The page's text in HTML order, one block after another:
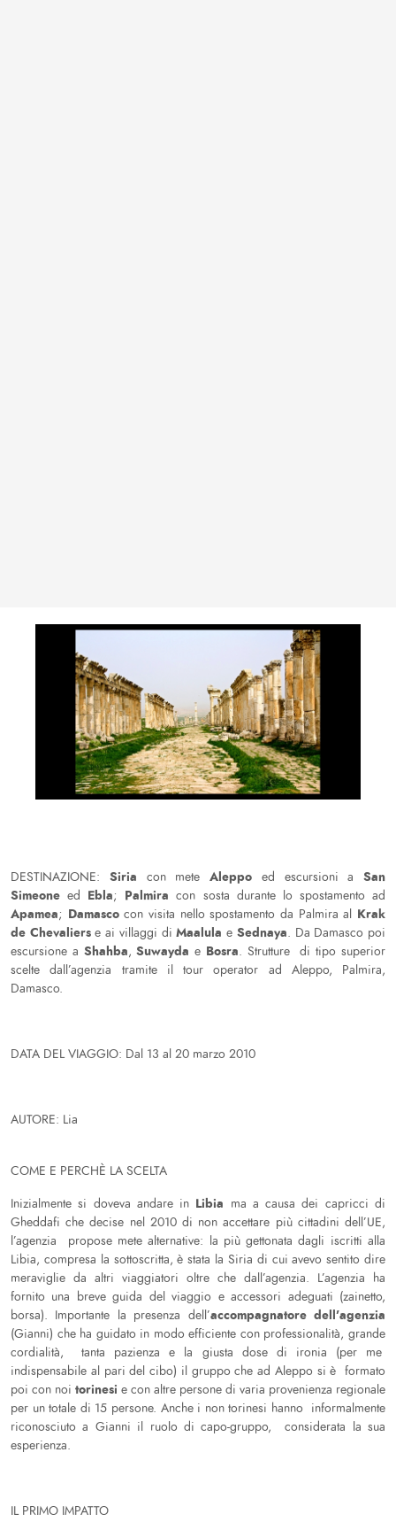
DESTINAZIONE: Siria con mete Aleppo ed escursioni a San
Simeone ed Ebla; Palmira con sosta durante lo spostamento ad
Apamea; Damascocon visita nello spostamento da Palmira al Krak
de Chevalierse ai villaggi diMaalula e Sednaya. Da Damasco poi
escursione a Shahba,Suwayda e Bosra. Strutture di tipo superior
scelte dall’agenzia tramite il tour operator ad Aleppo, Palmira,
Damasco.
DATA DEL VIAGGIO: Dal 13 al 20 marzo 2010
AUTORE: Lia
COME E PERCHÈ LA SCELTA
Inizialmente si doveva andare in Libia ma a causa dei capricci di
Gheddafi che decise nel 2010 di non accettare più cittadini dell’UE,
l’agenzia propose mete alternative: la più gettonata dagli iscritti alla
Libia, compresa la sottoscritta, è stata la Siria di cui avevo sentito dire
meraviglie da altri viaggiatori oltre che dall’agenzia. L’agenzia ha
fornito una breve guida del viaggio e accessori adeguati (zainetto,
borsa). Importante la presenza dell’accompagnatore dell’agenzia
(Gianni) che ha guidato in modo efficiente con professionalità, grande
cordialità, tanta pazienza e la giusta dose di ironia (per me
indispensabile al pari del cibo) il gruppo che ad Aleppo si è formato
poi con noi torinesi e con altre persone di varia provenienza regionale
per un totale di 15 persone. Anche i non torinesi hanno informalmente
riconosciuto a Gianni il ruolo di capo-gruppo, considerata la sua
esperienza.
IL PRIMO IMPATTO